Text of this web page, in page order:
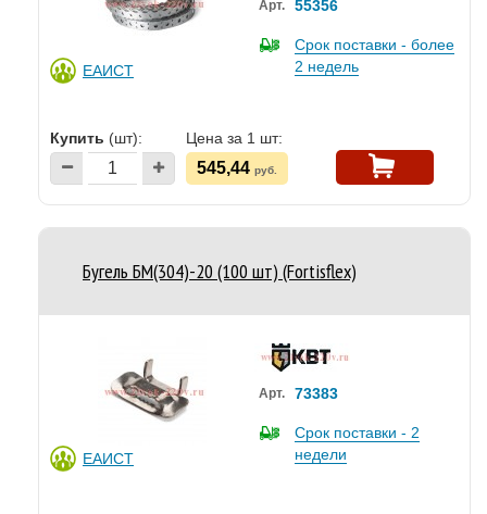
ЕАИСТ
Арт. 55356
Срок поставки - более
2 недель
Купить (шт): Цена за 1 шт:
545,44 руб.
Бугель БМ(304)-20 (100 шт) (Fortisflex)
ЕАИСТ
Арт. 73383
Срок поставки - 2
недели